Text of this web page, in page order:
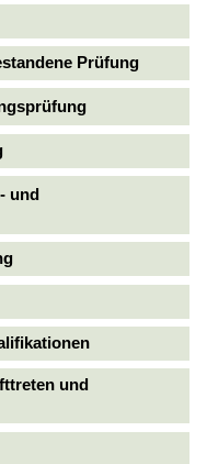
Prüfung
und
und